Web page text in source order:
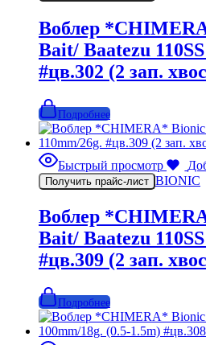
Воблер
Bait/ Baatezu
#цв.302 (2 зап.
Подробнее
Быстрый просмотр
Получить прайс-лист BIONIC
Воблер
Bait/ Baatezu
#цв.309 (2 зап.
Подробнее